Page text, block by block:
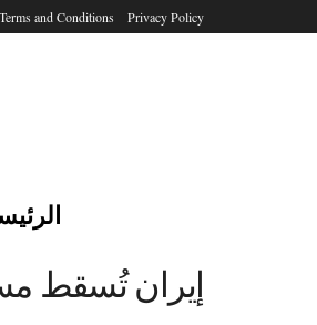
Privacy Policy
Terms and Conditions
إيران تُسقط